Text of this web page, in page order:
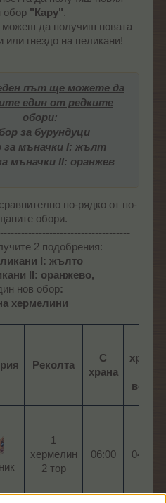
обор "Кару".
да получиш новата
или гнездо на пеликани!
път ще можете да
един от редките
обори:
за бурундуци
за мъначки I: жълт
мъначки II: оранжев
по-рядко от по-
обори.
2 подобрения:
I: жълтo
II: оранжевo,
нов обор:
хермелини
Реколта
С
храна
храна
вода
1
хермелин
2 тор​
06:00​ 04:48​